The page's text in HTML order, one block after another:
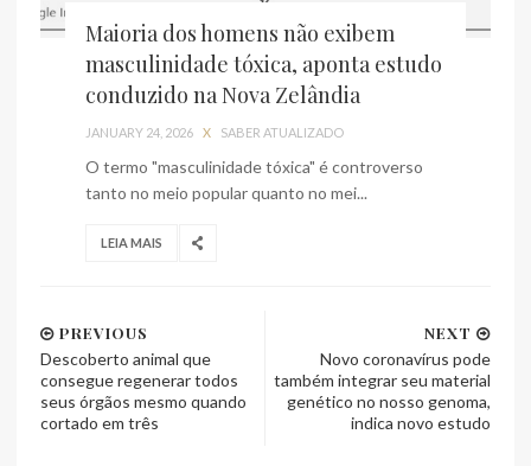
Maioria dos homens não exibem
masculinidade tóxica, aponta estudo
conduzido na Nova Zelândia
JANUARY 24, 2026 X SABER ATUALIZADO
O termo "masculinidade tóxica" é controverso
tanto no meio popular quanto no mei...
LEIA MAIS
NEXT
Novo coronavírus pode
também integrar seu material
genético no nosso genoma,
indica novo estudo
PREVIOUS
Descoberto animal que
consegue regenerar todos
seus órgãos mesmo quando
cortado em três